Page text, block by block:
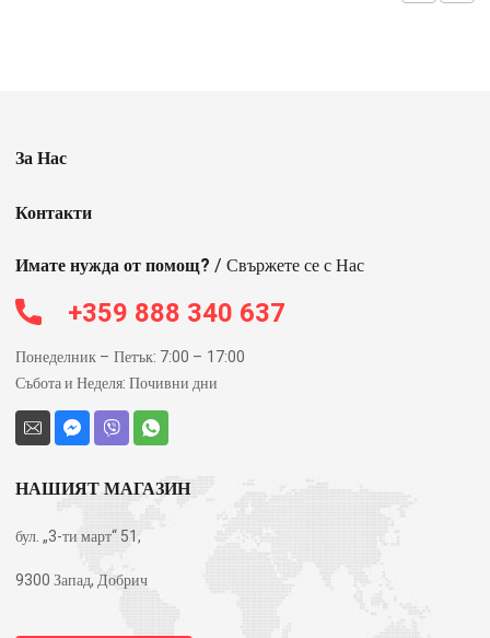
За Нас
Контакти
Имате нужда от помощ? / Свържете се с Нас
+359 888 340 637
Понеделник – Петък: 7:00 – 17:00
Събота и Неделя: Почивни дни
НАШИЯТ МАГАЗИН
бул. „3-ти март“ 51,
9300 Запад, Добрич